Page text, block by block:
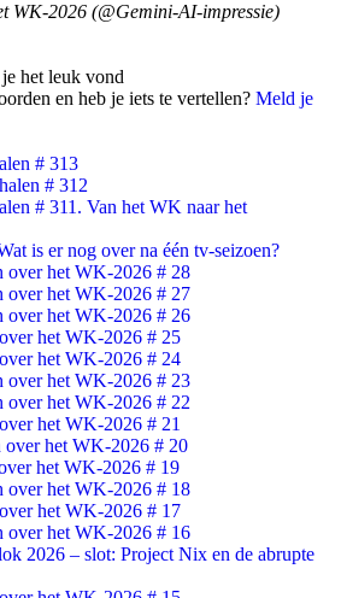
WK-2026 (@Gemini-AI-impressie)
het leuk vond
en heb je iets te vertellen? Meld je
# 313
# 312
# 311. Van het WK naar het
is er nog over na één tv-seizoen?
over het WK-2026 # 28
over het WK-2026 # 27
over het WK-2026 # 26
het WK-2026 # 25
het WK-2026 # 24
over het WK-2026 # 23
over het WK-2026 # 22
het WK-2026 # 21
over het WK-2026 # 20
het WK-2026 # 19
over het WK-2026 # 18
het WK-2026 # 17
over het WK-2026 # 16
2026 – slot: Project Nix en de abrupte